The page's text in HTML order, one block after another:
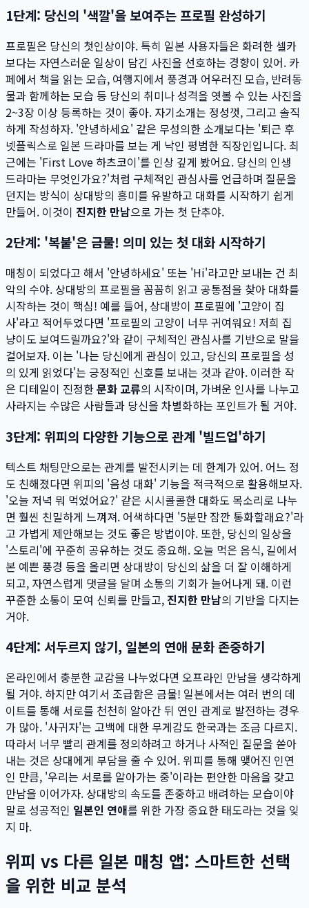
1단계: 당신의 '색깔'을 보여주는 프로필 완성하기
프로필은 당신의 첫인상이야. 특히 일본 사용자들은 화려한 셀카
보다는 자연스러운 일상이 담긴 사진을 선호하는 경향이 있어. 카
페에서 책을 읽는 모습, 여행지에서 풍경과 어우러진 모습, 반려동
물과 함께하는 모습 등 당신의 취미나 성격을 엿볼 수 있는 사진을
2~3장 이상 등록하는 것이 좋아. 자기소개는 정성껏, 그리고 솔직
하게 작성하자. '안녕하세요' 같은 무성의한 소개보다는 '퇴근 후
넷플릭스로 일본 드라마를 보는 게 낙인 평범한 직장인입니다. 최
근에는 'First Love 하츠코이'를 인상 깊게 봤어요. 당신의 인생
드라마는 무엇인가요?'처럼 구체적인 관심사를 언급하며 질문을
던지는 방식이 상대방의 흥미를 유발하고 대화를 시작하기 쉽게
만들어. 이것이 진지한 만남으로 가는 첫 단추야.
2단계: '복붙'은 금물! 의미 있는 첫 대화 시작하기
매칭이 되었다고 해서 '안녕하세요' 또는 'Hi'라고만 보내는 건 최
악의 수야. 상대방의 프로필을 꼼꼼히 읽고 공통점을 찾아 대화를
시작하는 것이 핵심! 예를 들어, 상대방이 프로필에 '고양이 집
사'라고 적어두었다면 '프로필의 고양이 너무 귀여워요! 저희 집
냥이도 보여드릴까요?'와 같이 구체적인 관심사를 기반으로 말을
걸어보자. 이는 '나는 당신에게 관심이 있고, 당신의 프로필을 성
의 있게 읽었다'는 긍정적인 신호를 보내는 것과 같아. 이러한 작
은 디테일이 진정한문화 교류의 시작이며, 가벼운 인사를 나누고
사라지는 수많은 사람들과 당신을 차별화하는 포인트가 될 거야.
3단계: 위피의 다양한 기능으로 관계 '빌드업'하기
텍스트 채팅만으로는 관계를 발전시키는 데 한계가 있어. 어느 정
도 친해졌다면 위피의 '음성 대화' 기능을 적극적으로 활용해보자.
'오늘 저녁 뭐 먹었어요?' 같은 시시콜콜한 대화도 목소리로 나누
면 훨씬 친밀하게 느껴져. 어색하다면 '5분만 잠깐 통화할래요?'라
고 가볍게 제안해보는 것도 좋은 방법이야. 또한, 당신의 일상을
'스토리'에 꾸준히 공유하는 것도 중요해. 오늘 먹은 음식, 길에서
본 예쁜 풍경 등을 올리면 상대방이 당신의 삶을 더 잘 이해하게
되고, 자연스럽게 댓글을 달며 소통의 기회가 늘어나게 돼. 이런
꾸준한 소통이 모여 신뢰를 만들고, 진지한 만남의 기반을 다지는
거야.
4단계: 서두르지 않기, 일본의 연애 문화 존중하기
온라인에서 충분한 교감을 나누었다면 오프라인 만남을 생각하게
될 거야. 하지만 여기서 조급함은 금물! 일본에서는 여러 번의 데
이트를 통해 서로를 천천히 알아간 뒤 연인 관계로 발전하는 경우
가 많아. '사귀자'는 고백에 대한 무게감도 한국과는 조금 다르지.
따라서 너무 빨리 관계를 정의하려고 하거나 사적인 질문을 쏟아
내는 것은 상대에게 부담을 줄 수 있어. 위피를 통해 맺어진 인연
인 만큼, '우리는 서로를 알아가는 중'이라는 편안한 마음을 갖고
만남을 이어가자. 상대방의 속도를 존중하고 배려하는 모습이야
말로 성공적인 일본인 연애를 위한 가장 중요한 태도라는 것을 잊
지 마.
위피 vs 다른 일본 매칭 앱: 스마트한 선택
을 위한 비교 분석